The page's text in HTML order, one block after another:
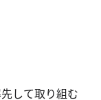
して取り組む